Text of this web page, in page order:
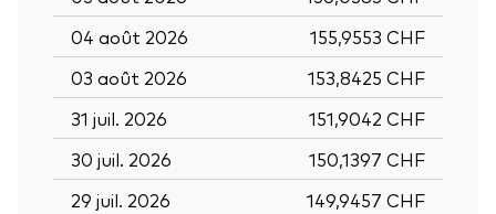
04 août 2026
155,9553 CHF
03 août 2026
153,8425 CHF
31 juil. 2026
151,9042 CHF
30 juil. 2026
150,1397 CHF
29 juil. 2026
149,9457 CHF